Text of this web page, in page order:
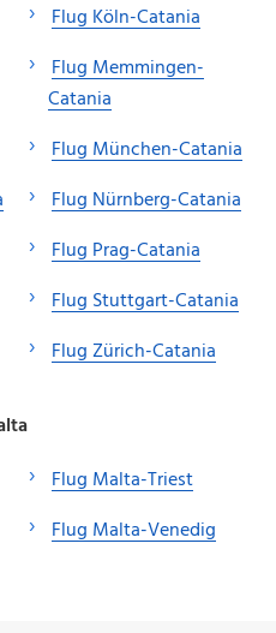
Flug Köln-Catania
Flug Memmingen-
Catania
Flug München-Catania
Flug Nürnberg-Catania
Flug Prag-Catania
Flug Stuttgart-Catania
Flug Zürich-Catania
Flug Malta-Triest
Flug Malta-Venedig